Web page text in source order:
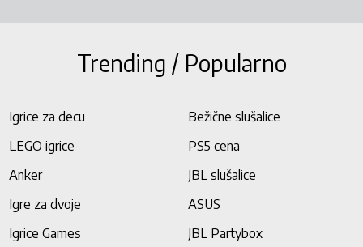
Trending / Popularno
Igrice za decu
Bežične slušalice
LEGO igrice
PS5 cena
Anker
JBL slušalice
Igre za dvoje
ASUS
Igrice Games
JBL Partybox